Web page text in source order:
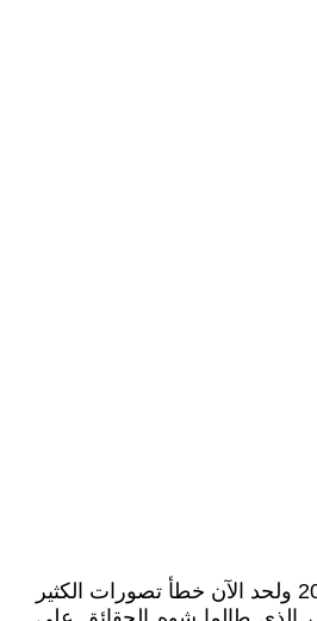
كشفت الأحداث منذ 2003 ولحد الآن خطأ تصورات الكثير